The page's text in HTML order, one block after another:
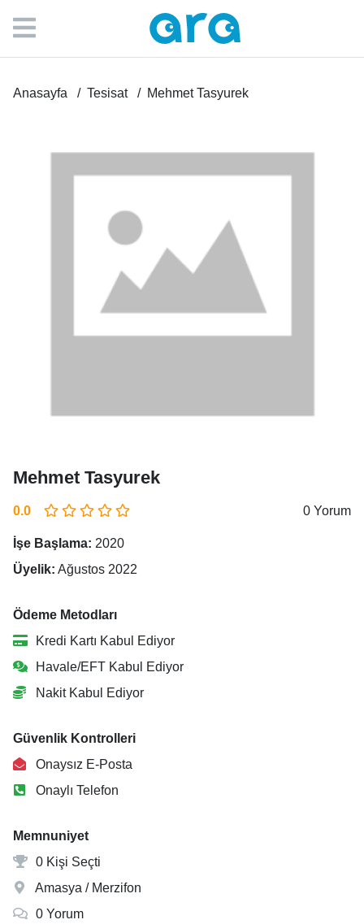
Anasayfa Tesisat Mehmet Tasyurek
Mehmet Tasyurek
0.0 0 Yorum
İşe Başlama: 2020
Üyelik: Ağustos 2022
Ödeme Metodları
Kredi Kartı Kabul Ediyor
Havale/EFT Kabul Ediyor
Nakit Kabul Ediyor
Güvenlik Kontrolleri
Onaysız E-Posta
Onaylı Telefon
Memnuniyet
0 Kişi Seçti
Amasya / Merzifon
0 Yorum